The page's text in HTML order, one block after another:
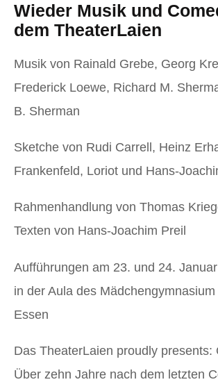
Wieder Musik und
dem TheaterLaien
Musik von Rainald Grebe, Georg
Frederick Loewe, Richard M.
B. Sherman
Sketche von Rudi Carrell, Heinz
Frankenfeld, Loriot und Hans-
Rahmenhandlung von Thomas
Texten von Hans-Joachim Preil
Aufführungen am 23. und 24.
in der Aula des
Essen
Das TheaterLaien proudly presents:
Über zehn Jahre nach dem letzten